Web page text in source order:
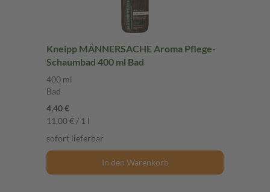
Kneipp MÄNNERSACHE Aroma Pflege-
Schaumbad 400 ml Bad
400 ml
Bad
4,40 €
11,00 € / 1 l
sofort lieferbar
In den Warenkorb